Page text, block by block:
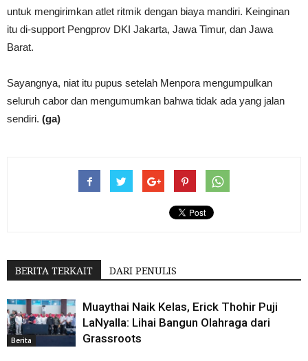
untuk mengirimkan atlet ritmik dengan biaya mandiri. Keinginan
itu di-support Pengprov DKI Jakarta, Jawa Timur, dan Jawa
Barat.
Sayangnya, niat itu pupus setelah Menpora mengumpulkan
seluruh cabor dan mengumumkan bahwa tidak ada yang jalan
sendiri. (ga)
BERITA TERKAIT DARI PENULIS
Berita
Muaythai Naik Kelas, Erick Thohir Puji
LaNyalla: Lihai Bangun Olahraga dari
Grassroots